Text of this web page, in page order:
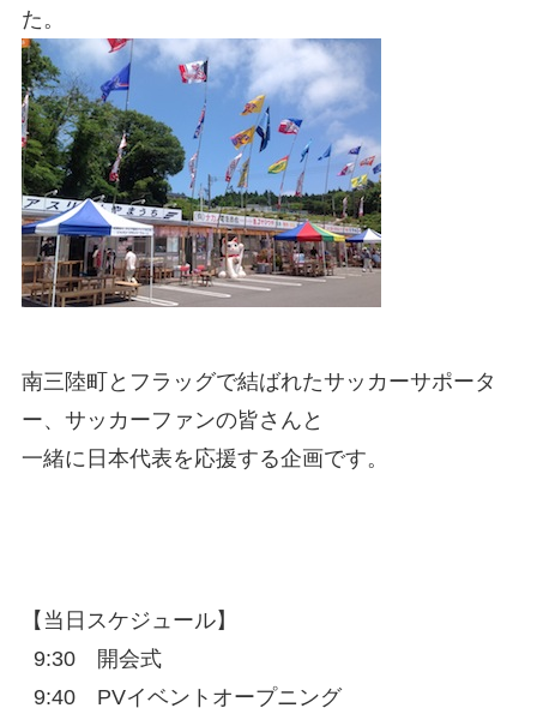
た。
南三陸町とフラッグで結ばれたサッカーサポータ
ー、サッカーファンの皆さんと
一緒に日本代表を応援する企画です。
【当日スケジュール】
9:30 開会式
9:40 PVイベントオープニング